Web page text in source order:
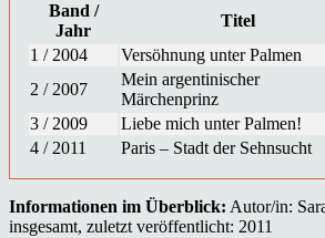
Band /
Jahr
Titel
1 / 2004
Versöhnung unter Palmen
2 / 2007
Mein argentinischer
Märchenprinz
3 / 2009
Liebe mich unter Palmen!
4 / 2011
Paris – Stadt der Sehnsucht
Informationen im Überblick: Autor/in:
insgesamt, zuletzt veröffentlicht: 2011